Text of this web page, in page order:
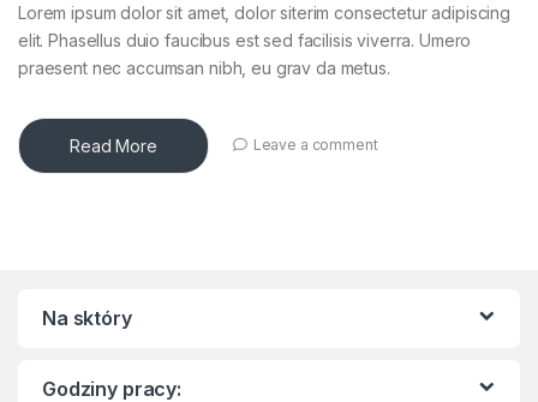
Lorem ipsum dolor sit amet, dolor siterim consectetur adipiscing
elit. Phasellus duio faucibus est sed facilisis viverra. Umero
praesent nec accumsan nibh, eu grav da metus.
Read More Leave a comment
Na sktóry
Godziny pracy: